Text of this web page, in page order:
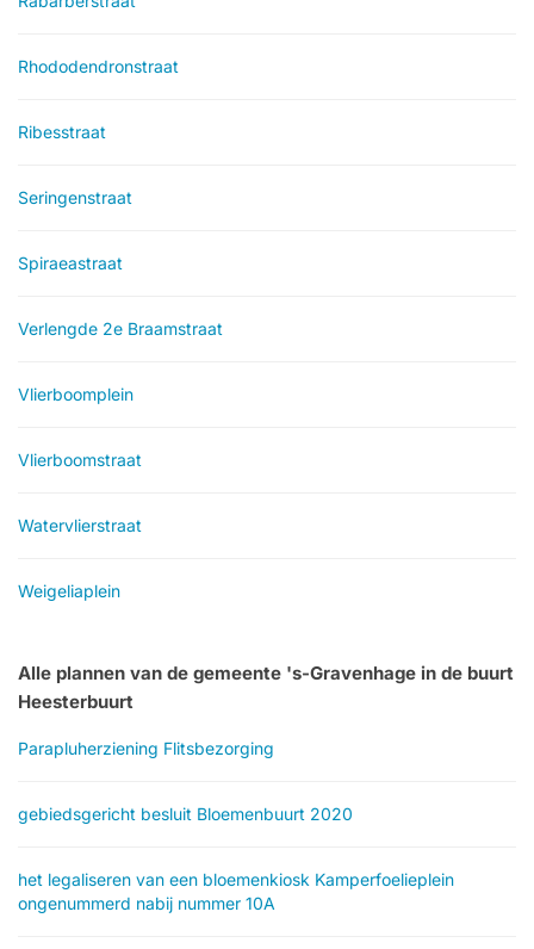
Rhododendronstraat
Ribesstraat
Seringenstraat
Spiraeastraat
Verlengde 2e Braamstraat
Vlierboomplein
Vlierboomstraat
Watervlierstraat
Weigeliaplein
Alle plannen van de gemeente 's-Gravenhage in de buurt
Heesterbuurt
Parapluherziening Flitsbezorging
gebiedsgericht besluit Bloemenbuurt 2020
het legaliseren van een bloemenkiosk Kamperfoelieplein
ongenummerd nabij nummer 10A